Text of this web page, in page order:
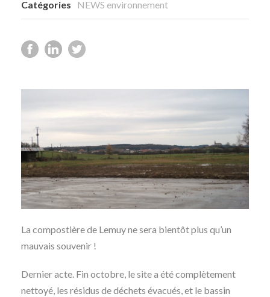
Catégories NEWS environnement
La compostière de Lemuy ne sera bientôt plus qu’un
mauvais souvenir !
Dernier acte. Fin octobre, le site a été complètement
nettoyé, les résidus de déchets évacués, et le bassin